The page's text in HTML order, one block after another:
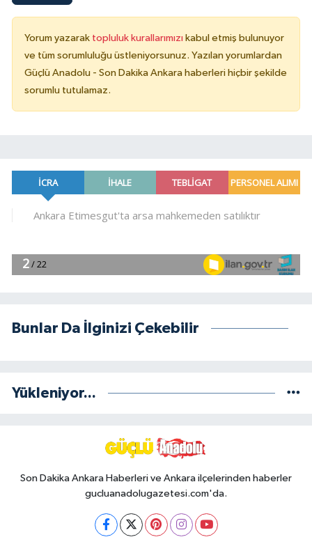
Yorum yazarak topluluk kurallarımızı kabul etmiş bulunuyor
ve tüm sorumluluğu üstleniyorsunuz. Yazılan yorumlardan
Güçlü Anadolu - Son Dakika Ankara haberleri hiçbir şekilde
sorumlu tutulamaz.
Bunlar Da İlginizi Çekebilir
Yükleniyor...
Son Dakika Ankara Haberleri ve Ankara ilçelerinden haberler
gucluanadolugazetesi.com'da.